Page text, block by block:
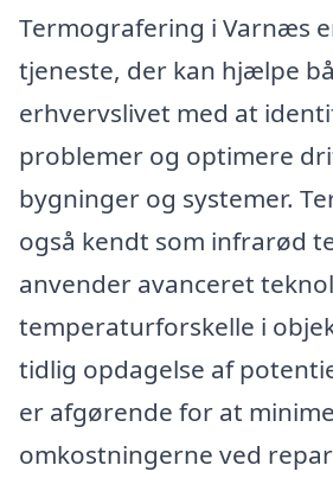
Termografering i Varnæs
tjeneste, der kan hjælpe
erhvervslivet med at
problemer og optimere
bygninger og systemer.
også kendt som infrarød
anvender avanceret
temperaturforskelle i
tidlig opdagelse af
er afgørende for at
omkostningerne ved